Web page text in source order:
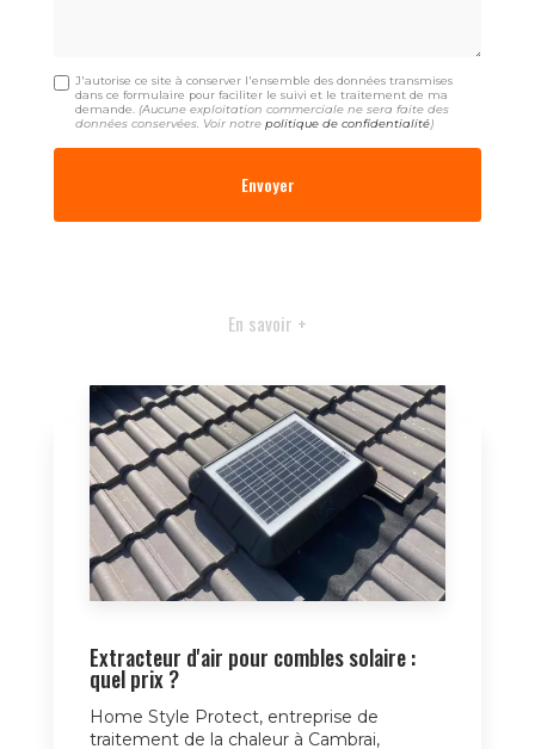
J'autorise ce site à conserver l'ensemble des données transmises
dans ce formulaire pour faciliter le suivi et le traitement de ma
demande. (Aucune exploitation commerciale ne sera faite des
données conservées. Voir notrepolitique de confidentialité)
En savoir +
Extracteur d'air pour combles solaire :
quel prix ?
Home Style Protect, entreprise de
traitement de la chaleur à Cambrai,